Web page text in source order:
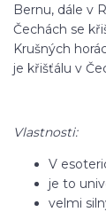
Bernu, dále v
Čechách se
Krušných
je křišťálu v
Vlastnosti:
V
je to
velmi